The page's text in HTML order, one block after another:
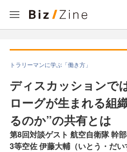
トラリーマンに学ぶ「働き方」
ディスカッションで
ローグが生まれる組
るのか”の共有とは
第8回対談ゲスト 航空自衛隊 幹
3等空佐 伊藤大輔（いとう・だ